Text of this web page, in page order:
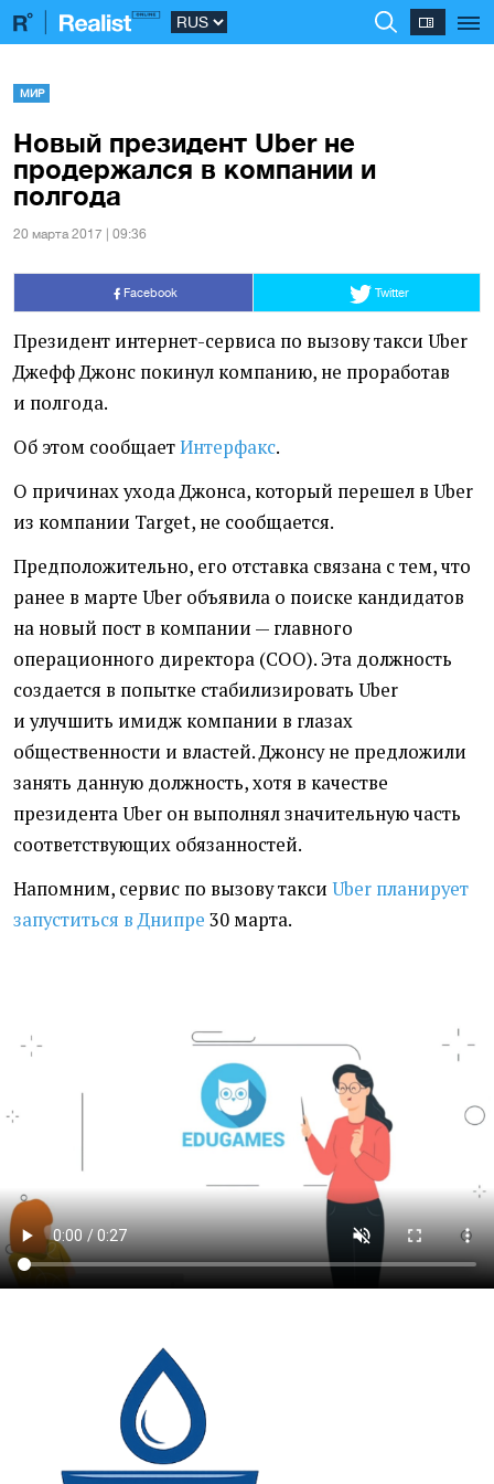
МИР
Новый президент Uber не
продержался в компании и
полгода
20 марта 2017 | 09:36
Facebook Twitter
Президент интернет-сервиса по вызову такси Uber
Джефф Джонс покинул компанию, не проработав
и полгода.
Об этом сообщаетИнтерфакс.
О причинах ухода Джонса, который перешел в Uber
из компании Target, не сообщается.
Предположительно, его отставка связана с тем, что
ранее в марте Uber объявила о поиске кандидатов
на новый пост в компании — главного
операционного директора (COO). Эта должность
создается в попытке стабилизировать Uber
и улучшить имидж компании в глазах
общественности и властей. Джонсу не предложили
занять данную должность, хотя в качестве
президента Uber он выполнял значительную часть
соответствующих обязанностей.
Напомним, сервис по вызову такси Uber планирует
запуститься в Днипре 30 марта.